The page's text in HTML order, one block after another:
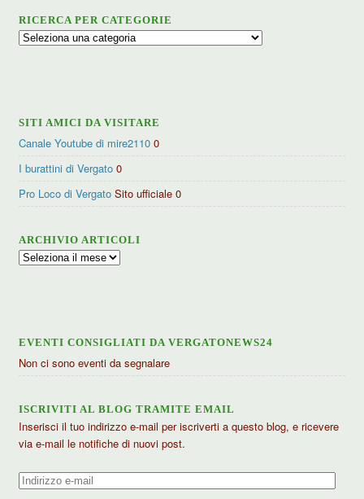
RICERCA PER CATEGORIE
Ricerca
SITI AMICI DA VISITARE
Canale Youtube di mire2110 0
I burattini di Vergato 0
Pro Loco di Vergato Sito ufficiale 0
ARCHIVIO ARTICOLI
Archivio
EVENTI CONSIGLIATI DA VERGATONEWS24
Non ci sono eventi da segnalare
ISCRIVITI AL BLOG TRAMITE EMAIL
Inserisci il tuo indirizzo e-mail per iscriverti a questo blog, e ricevere
via e-mail le notifiche di nuovi post.
Indirizzo